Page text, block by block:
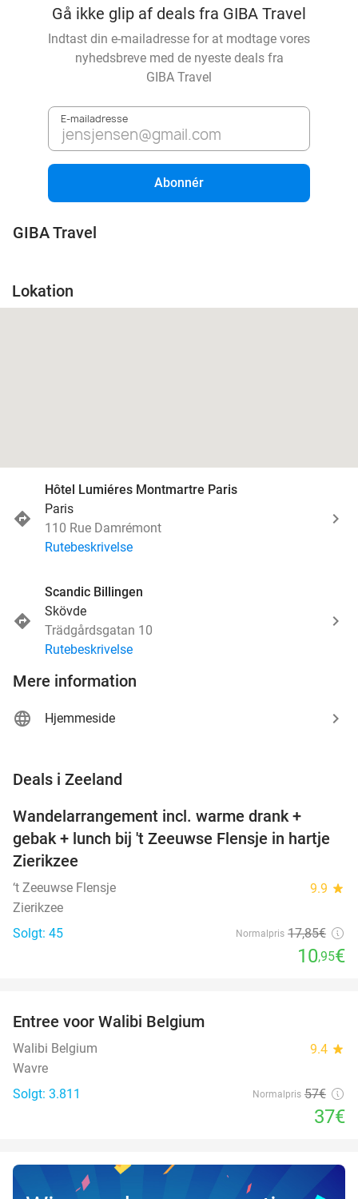
Gå ikke glip af deals fra GIBA Travel
Indtast din e-mailadresse for at modtage vores
nyhedsbreve med de nyeste deals fra
GIBA Travel
E-mailadresse
Abonnér
GIBA Travel
Lokation
Hôtel Lumiéres Montmartre Paris
Paris
110 Rue Damrémont
Rutebeskrivelse
Scandic Billingen
Skövde
Trädgårdsgatan 10
Rutebeskrivelse
Mere information
Hjemmeside
Deals i Zeeland
DAG
Wandelarrangement incl. warme drank +
gebak + lunch bij 't Zeeuwse Flensje in hartje
Zierikzee
‘t Zeeuwse Flensje 9.9 star
Zierikzee
Solgt: 45
Normalpris 17,85€
10,95€
Entree voor Walibi Belgium
Walibi Belgium 9.4 star
Wavre
Solgt: 3.811
Normalpris 57€
37€